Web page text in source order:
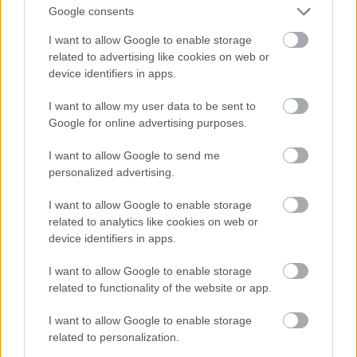
Google consents
I want to allow Google to enable storage
related to advertising like cookies on web or
device identifiers in apps.
I want to allow my user data to be sent to
Google for online advertising purposes.
I want to allow Google to send me
personalized advertising.
I want to allow Google to enable storage
related to analytics like cookies on web or
device identifiers in apps.
I want to allow Google to enable storage
related to functionality of the website or app.
I want to allow Google to enable storage
related to personalization.
3. Buzis Freddie
Fotó: Paul Natkin / Getty Images Hungary
Jön még kép!